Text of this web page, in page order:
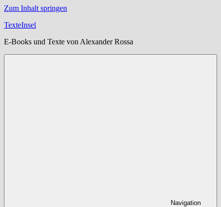
Zum Inhalt springen
TexteInsel
E-Books und Texte von Alexander Rossa
Navigation